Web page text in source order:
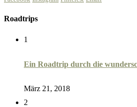
Roadtrips
1
Ein Roadtrip durch die
März 21, 2018
2